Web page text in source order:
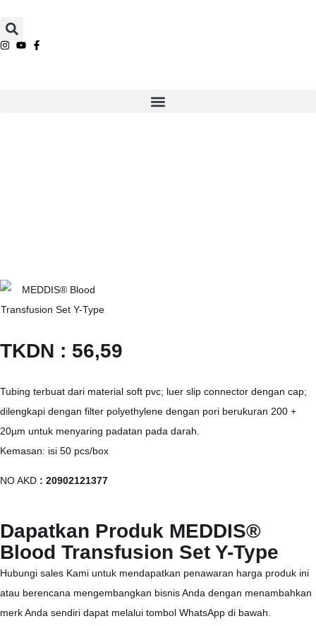
TKDN : 56,59
Tubing terbuat dari material soft pvc; luer slip connector dengan cap;
dilengkapi dengan filter polyethylene dengan pori berukuran 200 +
20µm untuk menyaring padatan pada darah.
Kemasan: isi 50 pcs/box
NO AKD : 20902121377
Dapatkan Produk MEDDIS®
Blood Transfusion Set Y-Type
Hubungi sales Kami untuk mendapatkan penawaran harga produk ini
atau berencana mengembangkan bisnis Anda dengan menambahkan
merk Anda sendiri dapat melalui tombol WhatsApp di bawah.